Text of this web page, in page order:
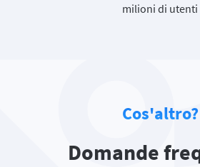
milioni di utenti
Cos'altro?
Domande